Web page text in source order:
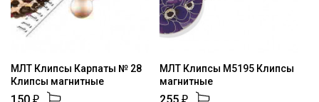
МЛТ Клипсы Карпаты № 28
Клипсы магнитные
₽
МЛТ Клипсы М5195 Клипсы
магнитные
₽